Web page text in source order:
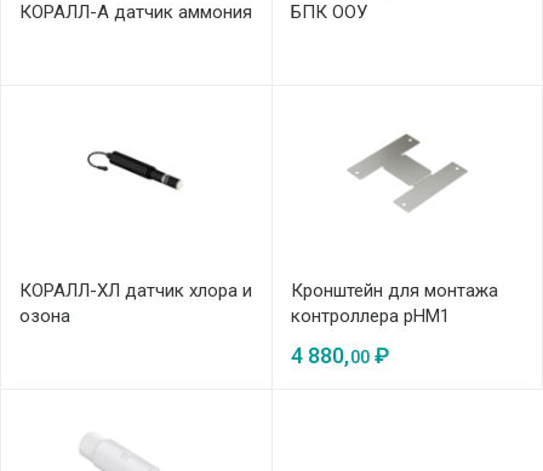
КОРАЛЛ-А датчик аммония
БПК ООУ
КОРАЛЛ-ХЛ датчик хлора и
озона
Кронштейн для монтажа
контроллера pHM1
4 880,00₽